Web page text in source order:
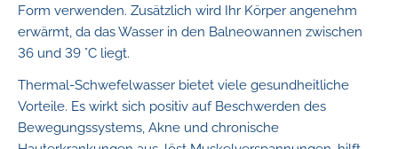
Form verwenden. Zusätzlich wird Ihr Körper angenehm
erwärmt, da das Wasser in den Balneowannen zwischen
36 und 39 °C liegt.
Thermal-Schwefelwasser bietet viele gesundheitliche
Vorteile. Es wirkt sich positiv auf Beschwerden des
Bewegungssystems, Akne und chronische